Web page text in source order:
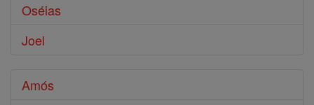
Oséias
Joel
Amós